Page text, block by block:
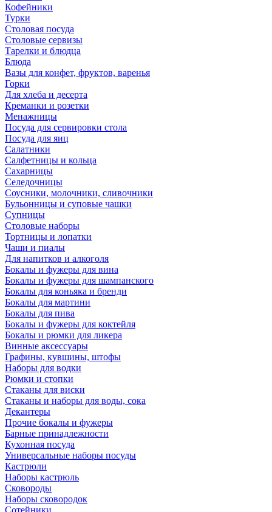
Кофейники
Турки
Столовая посуда
Столовые сервизы
Тарелки и блюдца
Блюда
Вазы для конфет, фруктов, варенья
Горки
Для хлеба и десерта
Креманки и розетки
Менажницы
Посуда для сервировки стола
Посуда для яиц
Салатники
Салфетницы и кольца
Сахарницы
Селедочницы
Соусники, молочники, сливочники
Бульонницы и суповые чашки
Супницы
Столовые наборы
Тортницы и лопатки
Чаши и пиалы
Для напитков и алкоголя
Бокалы и фужеры для вина
Бокалы и фужеры для шампанского
Бокалы для коньяка и бренди
Бокалы для мартини
Бокалы для пива
Бокалы и фужеры для коктейля
Бокалы и рюмки для ликера
Винные аксессуары
Графины, кувшины, штофы
Наборы для водки
Рюмки и стопки
Стаканы для виски
Стаканы и наборы для воды, сока
Декантеры
Прочие бокалы и фужеры
Барные принадлежности
Кухонная посуда
Универсальные наборы посуды
Кастрюли
Наборы кастрюль
Сковороды
Наборы сковородок